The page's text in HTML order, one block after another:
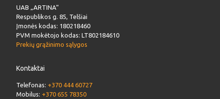
UAB „ARTINA“
Respublikos g. 85, Telšiai
Įmonės kodas: 180218460
PVM mokėtojo kodas: LT802184610
Prekių grąžinimo sąlygos
Kontaktai
Telefonas: +370 444 60727
Mobilus: +370 655 78350